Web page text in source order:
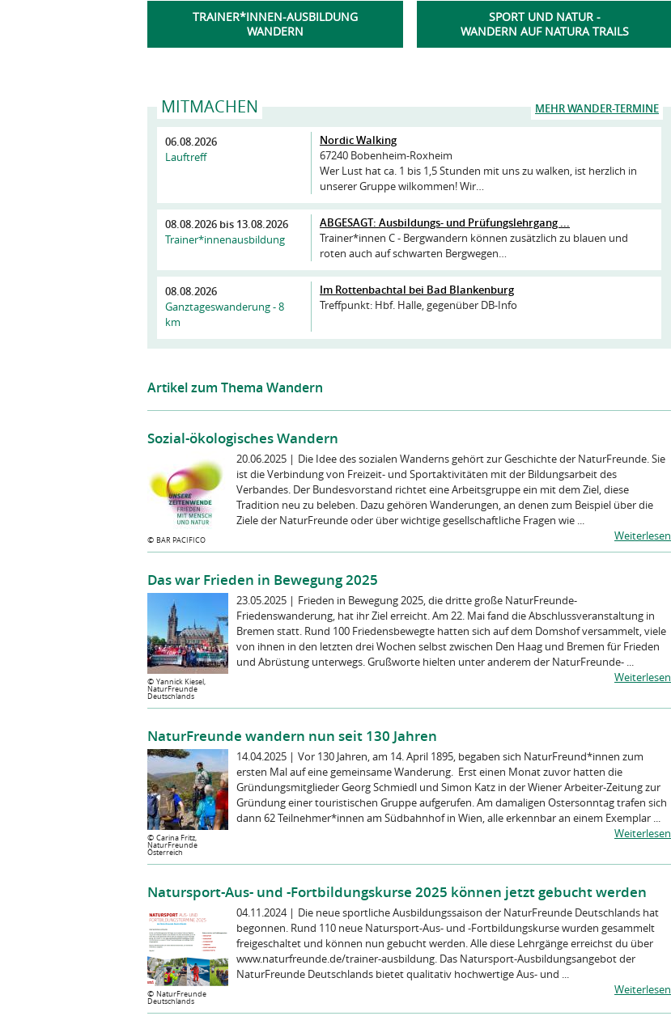
TRAINER*INNEN-AUSBILDUNG
WANDERN
SPORT UND NATUR -
WANDERN AUF NATURA TRAILS
MEHR WANDER-TERMINE
MITMACHEN
06.08.2026
Lauftreff
Nordic Walking
67240 Bobenheim-Roxheim
Wer Lust hat ca. 1 bis 1,5 Stunden mit uns zu walken, ist herzlich in
unserer Gruppe wilkommen! Wir…
08.08.2026 bis 13.08.2026
Trainer*innenausbildung
ABGESAGT: Ausbildungs- und Prüfungslehrgang ...
Trainer*innen C - Bergwandern können zusätzlich zu blauen und
roten auch auf schwarten Bergwegen…
08.08.2026
Ganztageswanderung - 8
km
Im Rottenbachtal bei Bad Blankenburg
Treffpunkt: Hbf. Halle, gegenüber DB-Info
Artikel zum Thema Wandern
Sozial-ökologisches Wandern
© BAR PACIFICO
20.06.2025 | Die Idee des sozialen Wanderns gehört zur Ge­schichte der NaturFreunde. Sie
ist die Verbindung von Freizeit- und Sportaktivitäten mit der Bildungs­arbeit des
Verbandes. Der Bundesvorstand richtet eine Arbeitsgruppe ein mit dem Ziel, diese
Tradition neu zu beleben. Dazu gehören Wanderungen, an denen zum Beispiel über die
Ziele der NaturFreunde oder über wichtige ge­sellschaftliche Fragen wie ...
Weiterlesen
Das war Frieden in Bewegung 2025
© Yannick Kiesel,
NaturFreunde
Deutschlands
23.05.2025 | Frieden in Bewegung 2025, die dritte große NaturFreunde-
Friedenswanderung, hat ihr Ziel erreicht. Am 22. Mai fand die Abschlussveranstaltung in
Bremen statt. Rund 100 Friedensbewegte hatten sich auf dem Domshof versammelt, viele
von ihnen in den letzten drei Wochen selbst zwischen Den Haag und Bremen für Frieden
und Abrüstung unterwegs. Grußworte hielten unter anderem der NaturFreunde- ...
Weiterlesen
NaturFreunde wandern nun seit 130 Jahren
© Carina Fritz,
NaturFreunde
Österreich
14.04.2025 | Vor 130 Jahren, am 14. April 1895, begaben sich NaturFreund*innen zum
ersten Mal auf eine gemeinsame Wanderung. Erst einen Monat zuvor hatten die
Gründungsmitglieder Georg Schmiedl und Simon Katz in der Wiener Arbeiter-Zeitung zur
Gründung einer touristischen Gruppe aufgerufen. Am damaligen Ostersonntag trafen sich
dann 62 Teilnehmer*innen am Südbahnhof in Wien, alle erkennbar an einem Exemplar ...
Weiterlesen
Natursport-Aus- und -Fortbildungskurse 2025 können jetzt gebucht werden
© NaturFreunde
Deutschlands
04.11.2024| Die neue sportliche Ausbildungssaison der NaturFreunde Deutschlands hat
begonnen. Rund 110 neue Natursport-Aus- und -Fortbildungskurse wurden gesammelt
freigeschaltet und können nun gebucht werden. Alle diese Lehrgänge erreichst du über
www.naturfreunde.de/trainer-ausbildung. Das Natursport-Ausbildungsangebot der
NaturFreunde Deutschlands bietet qualitativ hochwertige Aus- und ...
Weiterlesen